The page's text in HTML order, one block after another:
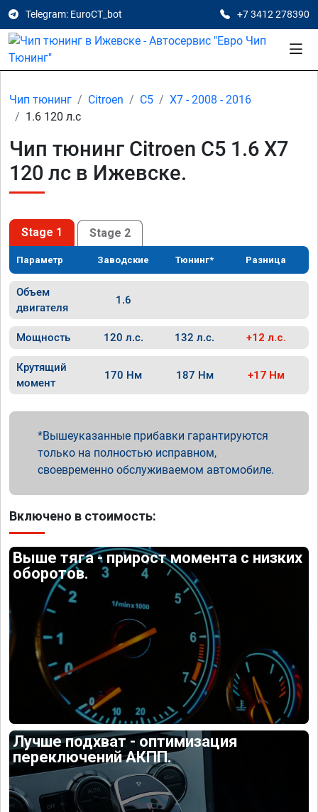
Telegram: EuroCT_bot +7 3412 278390
Чип тюнинг Citroen C5
X7 - 2008 - 2016
1.6 120 л.с
Чип тюнинг Citroen C5 1.6 X7
120 лс в Ижевске.
Stage 1 Stage 2
Параметр Заводские Тюнинг* Разница
Объем
двигателя
1.6
Мощность 120 л.с. 132 л.с. +12 л.с.
Крутящий
момент
170 Нм 187 Нм +17 Нм
Вышеуказанные прибавки гарантируются
только на полностью исправном,
своевременно обслуживаемом автомобиле.
Включено в стоимость:
Выше тяга - прирост момента с низких
оборотов.
Лучше подхват - оптимизация
переключений АКПП.